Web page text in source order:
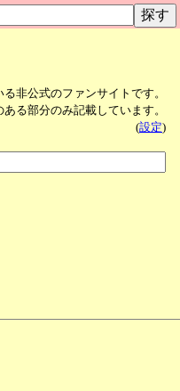
非公式のファンサイトです。
る部分のみ記載しています。
(設定)